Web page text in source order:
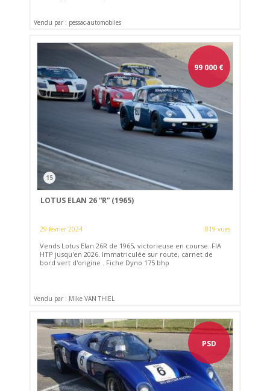
Vendu par : pessac-automobiles
99 000 €
15
LOTUS ELAN 26 “R” (1965)
29 février 2024 819 vues
Vends Lotus Elan 26R de 1965, victorieuse en course. FIA
HTP jusqu'en 2026. Immatriculée sur route, carnet de
bord vert d'origine . Fiche Dyno 175 bhp
Vendu par : Mike VAN THIEL
PSD